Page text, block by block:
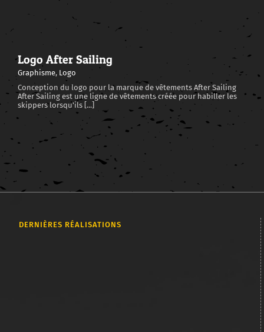
Logo After Sailing
Graphisme, Logo
Conception du logo pour la marque de vêtements After Sailing
After Sailing est une ligne de vêtements créée pour habiller les
skippers lorsqu'ils [...]
DERNIÈRES RÉALISATIONS